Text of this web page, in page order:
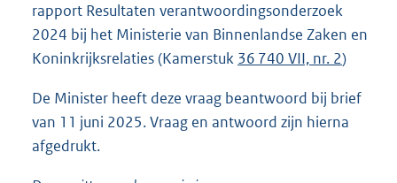
rapport Resultaten verantwoordingsonderzoek
2024 bij het Ministerie van Binnenlandse Zaken en
Koninkrijksrelaties (Kamerstuk 36 740 VII, nr. 2)
De Minister heeft deze vraag beantwoord bij brief
van 11 juni 2025. Vraag en antwoord zijn hierna
afgedrukt.